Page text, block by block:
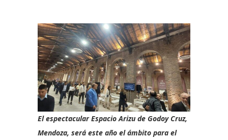
El espectacular Espacio Arizu de Godoy Cruz,
Mendoza, será este año el ámbito para el